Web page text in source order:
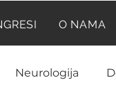
O NAMA
Neurologija